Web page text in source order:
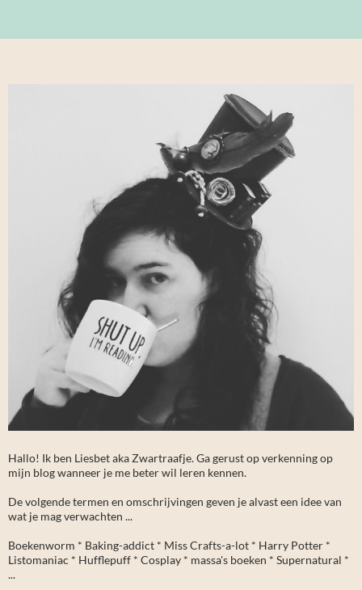
Hallo! Ik ben Liesbet aka Zwartraafje. Ga gerust op verkenning op
mijn blog wanneer je me beter wil leren kennen.
De volgende termen en omschrijvingen geven je alvast een idee van
wat je mag verwachten ...
Boekenworm * Baking-addict * Miss Crafts-a-lot * Harry Potter *
Listomaniac * Hufflepuff * Cosplay * massa's boeken * Supernatural *
...